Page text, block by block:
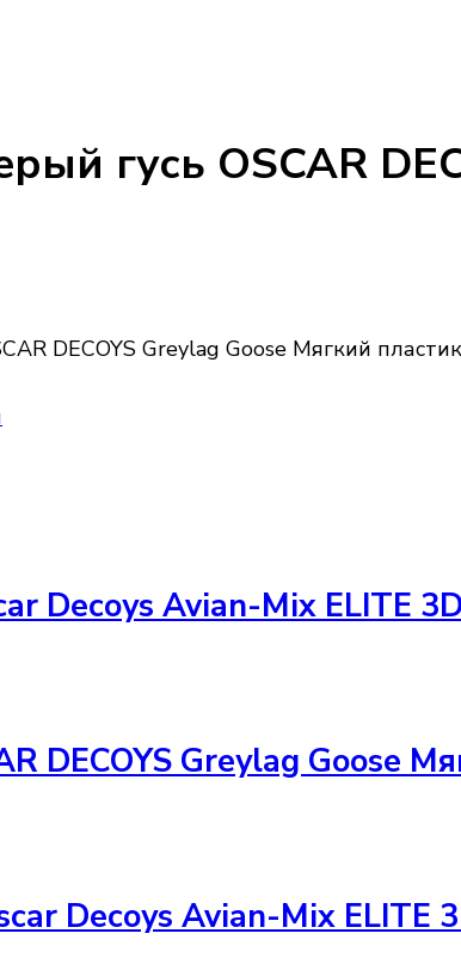
гусь OSCAR
DECOYS Greylag Goose Мягкий
Decoys Avian-Mix ELITE
Greylag Goose
Decoys Avian-Mix ELITE